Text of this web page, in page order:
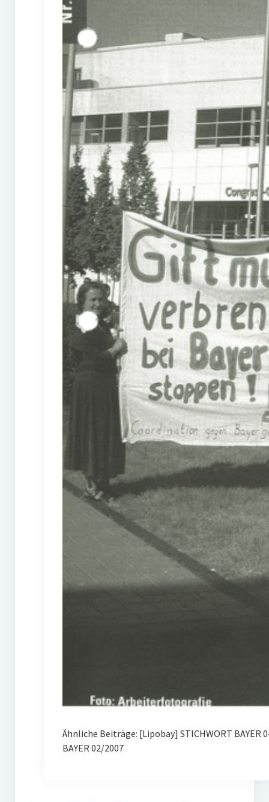
Ähnliche Beiträge: [Lipobay] STICHWORT BAYER
BAYER 02/2007